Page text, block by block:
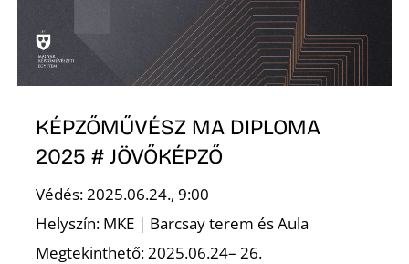
KÉPZŐMŰVÉSZ MA DIPLOMA
2025 # JÖVŐKÉPZŐ
Védés: 2025.06.24., 9:00
Helyszín: MKE | Barcsay terem és Aula
Megtekinthető: 2025.06.24– 26.